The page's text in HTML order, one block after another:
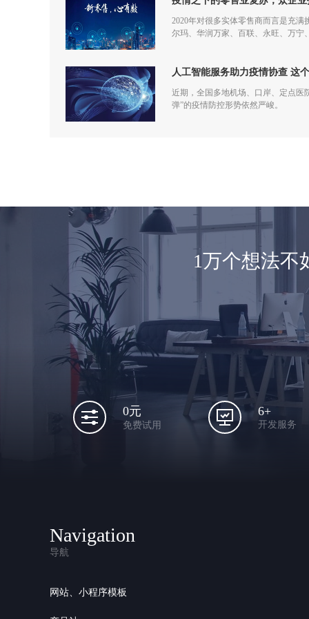
2020年对很多实体零售商而言是充
尔玛、华润万家、百联、永旺、万宁
人工智能服务助力疫情协查 这
近期，全国多地机场、口岸、定点医
弹”的疫情防控形势依然严峻。
1万个想法不
0元
免费试用
6+
开发服务
Navigation
导航
网站、小程序模板